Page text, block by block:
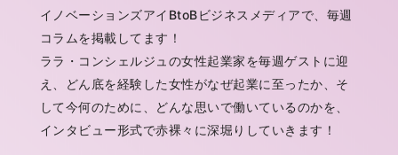
イノベーションズアイBtoBビジネスメディアで、毎週
コラムを掲載してます！
ララ・コンシェルジュの女性起業家を毎週ゲストに迎
え、どん底を経験した女性がなぜ起業に至ったか、そ
して今何のために、どんな思いで働いているのかを、
インタビュー形式で赤裸々に深堀りしていきます！